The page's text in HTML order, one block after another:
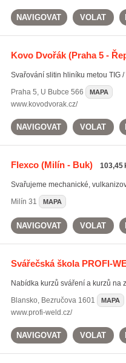
NAVIGOVAT VOLAT
Kovo Dvořák(Praha 5 -
Svařování slitin hliníku metou TIG
Praha 5, U Bubce 566 MAPA
www.kovodvorak.cz/
NAVIGOVAT VOLAT
Flexco(Milín - Buk) 103,45
Svařujeme mechanické,
Milín 31 MAPA
NAVIGOVAT VOLAT
Svářečská škola PROFI-
Nabídka kurzů sváření a kurzů na
Blansko, Bezručova 1601 MAPA
www.profi-weld.cz/
NAVIGOVAT VOLAT